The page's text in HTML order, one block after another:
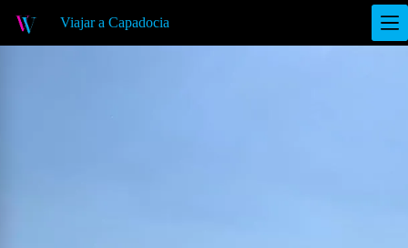
S
a
l
Viajar a Capadocia